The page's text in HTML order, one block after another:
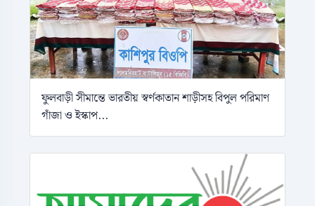
ফুলবাড়ী সীমান্তে ভারতীয় স্বর্ণকাতান শাড়ীসহ বিপুল পরিমাণ
গাঁজা ও ইস্কাপ...